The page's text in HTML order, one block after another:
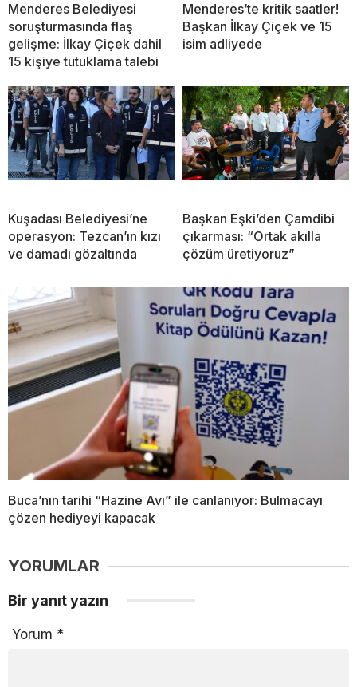
Menderes Belediyesi
soruşturmasında flaş
gelişme: İlkay Çiçek dahil
15 kişiye tutuklama talebi
Menderes’te kritik saatler!
Başkan İlkay Çiçek ve 15
isim adliyede
Kuşadası Belediyesi’ne
operasyon: Tezcan’ın kızı
ve damadı gözaltında
Başkan Eşki’den Çamdibi
çıkarması: “Ortak akılla
çözüm üretiyoruz”
Buca’nın tarihi “Hazine Avı” ile canlanıyor: Bulmacayı
çözen hediyeyi kapacak
YORUMLAR
Bir yanıt yazın
Yorum *